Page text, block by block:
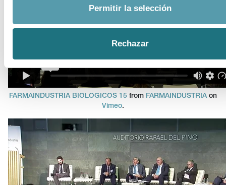
Permitir la selección
Rechazar
FARMAINDUSTRIA BIOLOGICOS 15 from FARMAINDUSTRIAon
Vimeo.